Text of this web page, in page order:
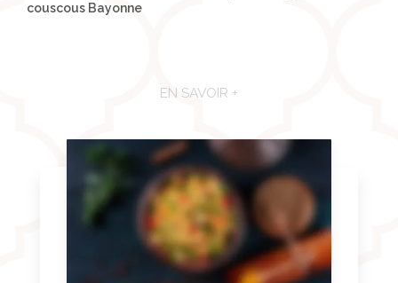
couscous Bayonne
EN SAVOIR +